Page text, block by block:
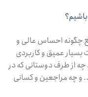
چگونه احساس عالی و
بسیار عمیق و کاربردی
چه از طرف دوستانی که در
و چه مراجعین و کسانی